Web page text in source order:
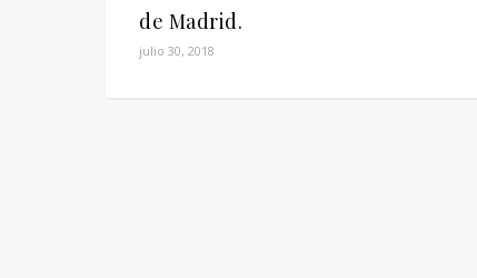
de Madrid.
julio 30, 2018